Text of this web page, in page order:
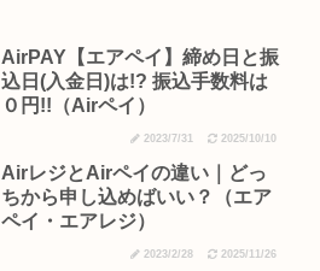
AirPAY【エアペイ】締め日と振
込日(入金日)は!? 振込手数料は
０円!!（Airペイ）
2023/7/31 2025/10/10
AirレジとAirペイの違い｜どっ
ちから申し込めばいい？（エア
ペイ・エアレジ）
2023/2/28 2025/11/26